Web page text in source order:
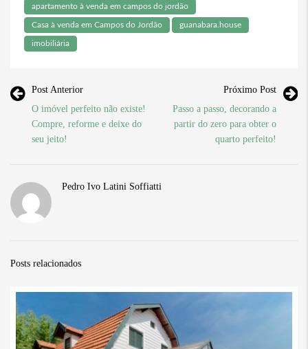
apartamento à venda em campos do jordão
Casa à venda em Campos do Jordão guanabara.house
imobiliária
Post Anterior
O imóvel perfeito não existe!
Compre, reforme e deixe do
seu jeito!
Próximo Post
Passo a passo, decorando a
partir do zero para obter o
quarto perfeito!
Pedro Ivo Latini Soffiatti
Posts relacionados